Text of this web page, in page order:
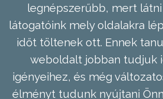
legnépszerűbb, mert
látogatóink mely oldalakra
időt töltenek ott. Ennek
weboldalt jobban tudjuk
igényeihez, és még
élményt tudunk nyújtani